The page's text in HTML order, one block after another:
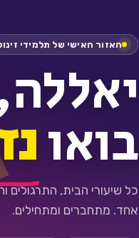
האזור האישי של תלמידי
בואו
כל שיעורי הבית,
אחד. מתחברים ומתחילים.